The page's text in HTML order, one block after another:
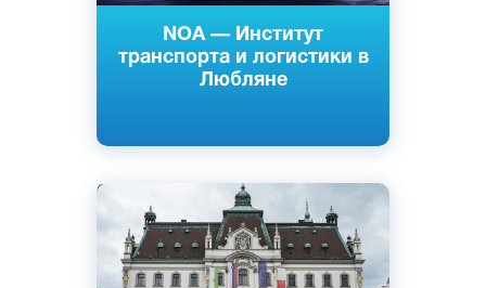
NOA — Институт
транспорта и логистики в
Любляне
Cловенский
Английский
Любляна, Порторож, Словения
Государственный